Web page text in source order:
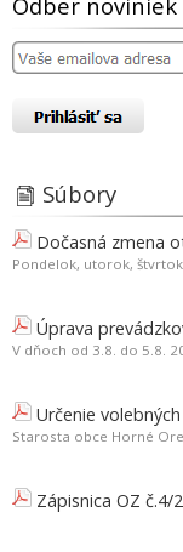
Súbory
Dočasná zmena
Pondelok, utorok,
Úprava
V dňoch od 3.8. do 5.8.
Určenie
Starosta obce Horné
Zápisnica OZ č.4/